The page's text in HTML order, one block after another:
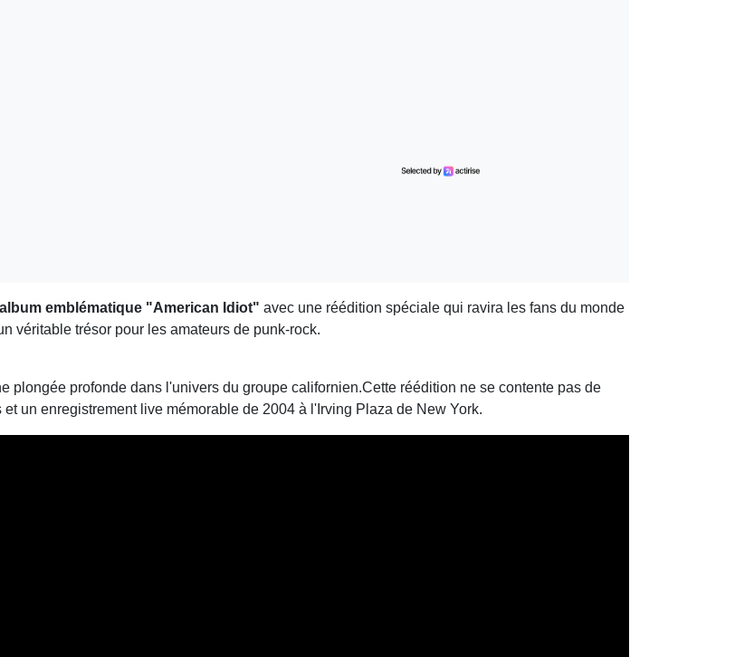
emblématique "American Idiot" avec une réédition spéciale qui ravira les fans du monde
véritable trésor pour les amateurs de punk-rock.
plongée profonde dans l'univers du groupe californien.Cette réédition ne se contente pas de
un enregistrement live mémorable de 2004 à l'Irving Plaza de New York.